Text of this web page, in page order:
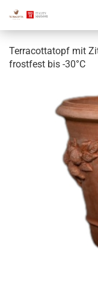
Terracottatopf mit
frostfest bis -30°C